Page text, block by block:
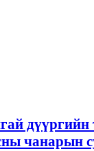
чанарын